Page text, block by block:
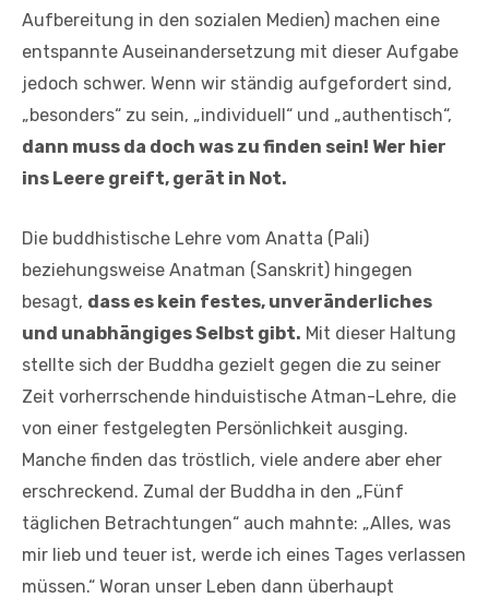
Aufbereitung in den sozialen Medien) machen eine
entspannte Auseinandersetzung mit dieser Aufgabe
jedoch schwer. Wenn wir ständig aufgefordert sind,
„besonders“ zu sein, „individuell“ und „authentisch“,
dann muss da doch was zu finden sein! Wer hier
ins Leere greift, gerät in Not.
Die buddhistische Lehre vom Anatta (Pali)
beziehungsweise Anatman (Sanskrit) hingegen
besagt, dass es kein festes, unveränderliches
und unabhängiges Selbst gibt. Mit dieser Haltung
stellte sich der Buddha gezielt gegen die zu seiner
Zeit vorherrschende hinduistische Atman-Lehre, die
von einer festgelegten Persönlichkeit ausging.
Manche finden das tröstlich, viele andere aber eher
erschreckend. Zumal der Buddha in den „Fünf
täglichen Betrachtungen“ auch mahnte: „Alles, was
mir lieb und teuer ist, werde ich eines Tages verlassen
müssen.“ Woran unser Leben dann überhaupt